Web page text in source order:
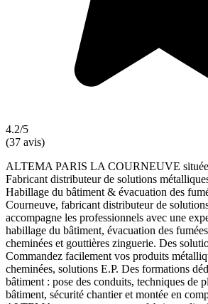
4.2/5
(37 avis)
ALTEMA PARIS LA COURNEUVE
Fabricant distributeur de solutions
Habillage du bâtiment & évacuation des
Courneuve, fabricant distributeur de
accompagne les professionnels avec une
habillage du bâtiment, évacuation des
cheminées et gouttières zinguerie. Des
Commandez facilement vos produits
cheminées, solutions E.P. Des formations
bâtiment : pose des conduits, techniques de
bâtiment, sécurité chantier et montée en